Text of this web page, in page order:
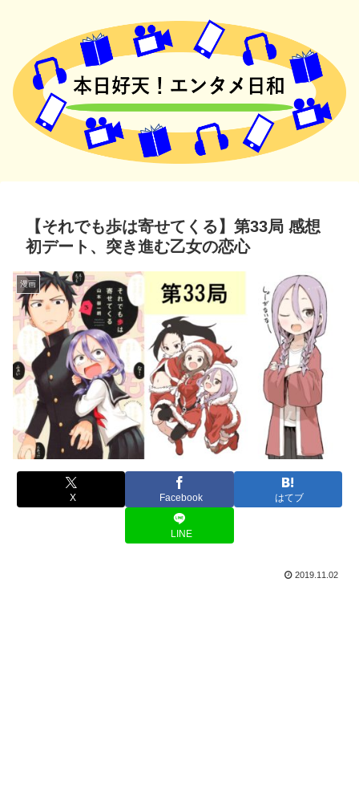
【それでも歩は寄せてくる】第33局 感想
初デート、突き進む乙女の恋心
漫画
X Facebook はてブ
LINE
2019.11.02